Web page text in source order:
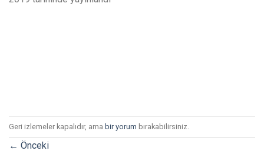
Geri izlemeler kapalıdır, ama bir yorum bırakabilirsiniz.
← Önceki